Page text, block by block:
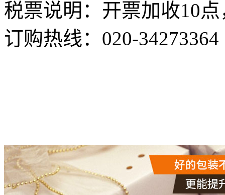
税票说明：开票加收10
订购热线： 020-34273364